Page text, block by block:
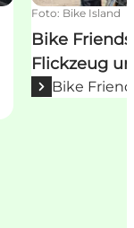
Foto: Bike Island
Bike
Flickzeug
Bike